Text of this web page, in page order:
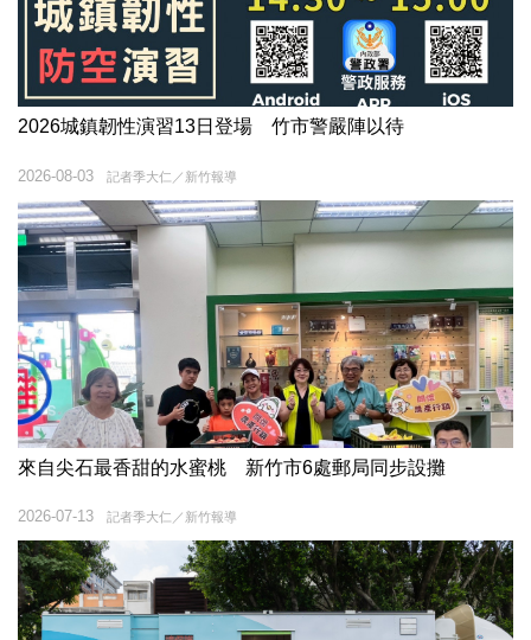
2026城鎮韌性演習13日登場 竹市警嚴陣以待
記者季大仁／新竹報導
2026-08-03
來自尖石最香甜的水蜜桃 新竹市6處郵局同步設攤
記者季大仁／新竹報導
2026-07-13